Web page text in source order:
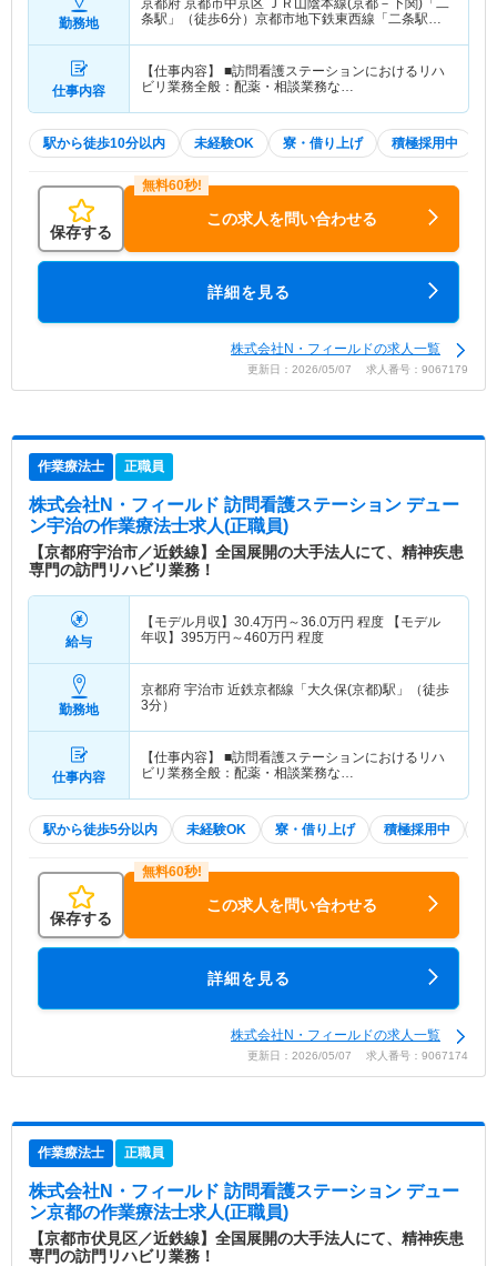
勤務地
京都府 京都市中京区
ＪＲ山陰本線(京都－下関)「二
条駅」（徒歩6分）京都市地下鉄東西線「二条駅」
仕事内容
【仕事内容】 ■訪問看護ステーションにおけるリハ
ビリ業務全般：配薬・相談業務な…
駅から徒歩10分以内 未経験OK 寮・借り上げ 積極採用中
保存する
この求人を問い合わせる
詳細を見る
株式会社N・フィールドの求人一覧
更新日：2026/05/07 求人番号：9067179
作業療法士 正職員
株式会社N・フィールド 訪問看護ステーション デュー
ン宇治の作業療法士求人(正職員)
【京都府宇治市／近鉄線】全国展開の大手法人にて、精神疾患
専門の訪門リハビリ業務！
給与
【モデル月収】 30.4万円～36.0万円 程度 【モデル
年収】 395万円～460万円 程度
勤務地
京都府 宇治市 近鉄京都線「大久保(京都)駅」（徒歩
3分）
仕事内容
【仕事内容】 ■訪問看護ステーションにおけるリハ
ビリ業務全般：配薬・相談業務な…
駅から徒歩5分以内 未経験OK 寮・借り上げ 積極採用中
保存する
この求人を問い合わせる
詳細を見る
株式会社N・フィールドの求人一覧
更新日：2026/05/07 求人番号：9067174
作業療法士 正職員
株式会社N・フィールド 訪問看護ステーション デュー
ン京都の作業療法士求人(正職員)
【京都市伏見区／近鉄線】全国展開の大手法人にて、精神疾患
専門の訪門リハビリ業務！